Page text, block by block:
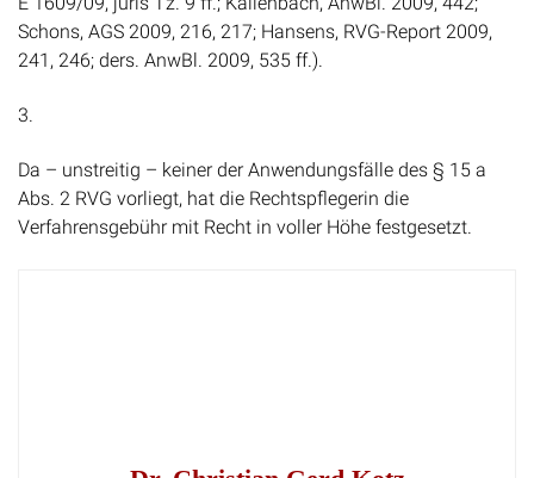
Schons, AGS 2009, 216, 217; Hansens, RVG-Report 2009,
241, 246; ders. AnwBl. 2009, 535 ff.).
Abs. 2 RVG vorliegt, hat die Rechtspflegerin die
Verfahrensgebühr mit Recht in voller Höhe festgesetzt.
Dr. Christian Gerd Kotz